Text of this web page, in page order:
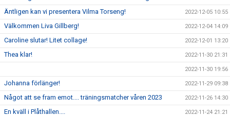
Äntligen kan vi presentera Vilma Torseng! 2022-12-05 10:55
Välkommen Liva Gillberg! 2022-12-04 14:09
Caroline slutar! Litet collage! 2022-12-01 13:20
Thea klar! 2022-11-30 21:31
2022-11-30 19:56
Johanna förlänger! 2022-11-29 09:38
Något att se fram emot.... träningsmatcher våren 2023 2022-11-26 14:30
En kväll i Plåthallen.... 2022-11-24 21:21